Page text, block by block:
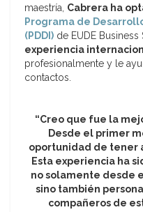
maestría, Cabrera ha
Programa de
(PDDI) de EUDE
experiencia
profesionalmente y le
contactos.
“Creo que fue la
Desde el primer
oportunidad de tener
Esta experiencia ha
no solamente desde
sino también
compañeros de